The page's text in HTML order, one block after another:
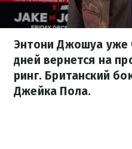
Энтони Джошуа уже
дней вернется на
ринг. Британский
Джейка Пола.